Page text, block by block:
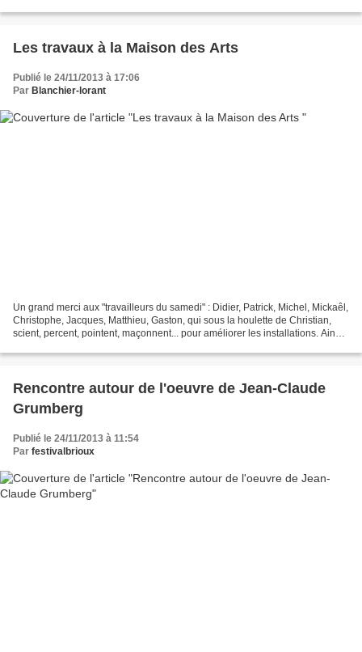
Les travaux à la Maison des Arts
Publié le 24/11/2013 à 17:06
Par Blanchier-lorant
Un grand merci aux "travailleurs du samedi" : Didier, Patrick, Michel, Mickaêl,
Christophe, Jacques, Matthieu, Gaston, qui sous la houlette de Christian,
scient, percent, pointent, maçonnent... pour améliorer les installations. Ainsi,
Rencontre autour de l'oeuvre de Jean-Claude
Grumberg
Publié le 24/11/2013 à 11:54
Par festivalbrioux